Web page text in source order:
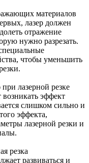
материалов
лазер должен
отражение
нужно разрезать.
чтобы уменьшить
лазерной резке
эффект
слишком сильно и
эффекта,
лазерной резки и
резка
развиваться и